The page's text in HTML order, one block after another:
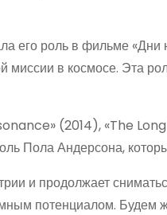
его роль в фильме «Дни
в космосе. Эта
(2014), «The
Пола Андерсона,
и продолжает
потенциалом.